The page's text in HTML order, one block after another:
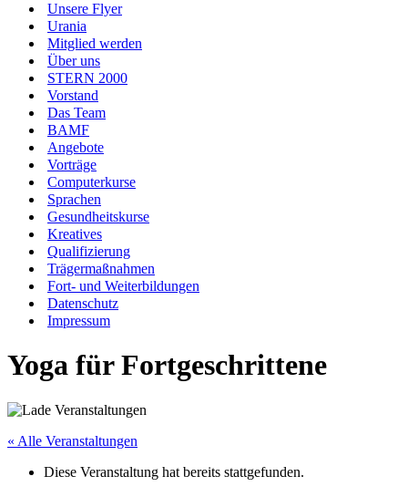
Unsere Flyer
Urania
Mitglied werden
Über uns
STERN 2000
Vorstand
Das Team
BAMF
Angebote
Vorträge
Computerkurse
Sprachen
Gesundheitskurse
Kreatives
Qualifizierung
Trägermaßnahmen
Fort- und Weiterbildungen
Datenschutz
Impressum
Yoga für Fortgeschrittene
« Alle Veranstaltungen
Diese Veranstaltung hat bereits stattgefunden.